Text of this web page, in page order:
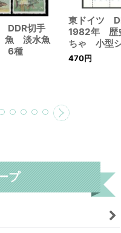
DDR切手
魚 淡水魚
6種
東ドイツ
1982年 歴
ちゃ 小型
470円
プ